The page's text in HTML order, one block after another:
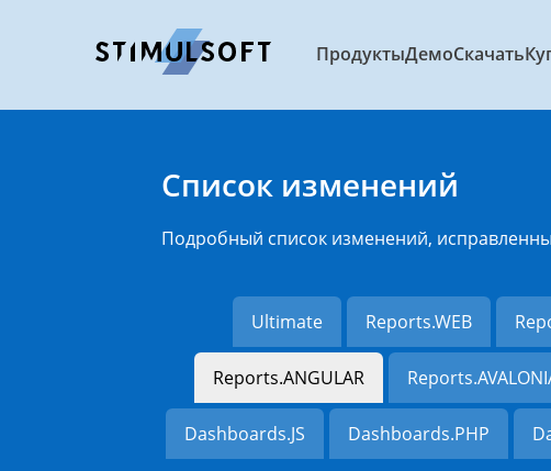
ПродуктыДемоСкачать
Список изменений
Подробный список изменений,
Ultimate Reports.WEB
Reports.ANGULAR
Dashboards.JS Dashboards.PHP